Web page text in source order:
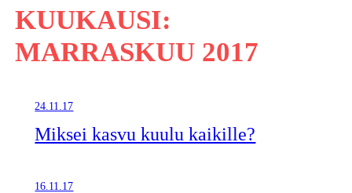
KUUKAUSI:
MARRASKUU 2017
24.11.17
Miksei kasvu kuulu kaikille?
16.11.17